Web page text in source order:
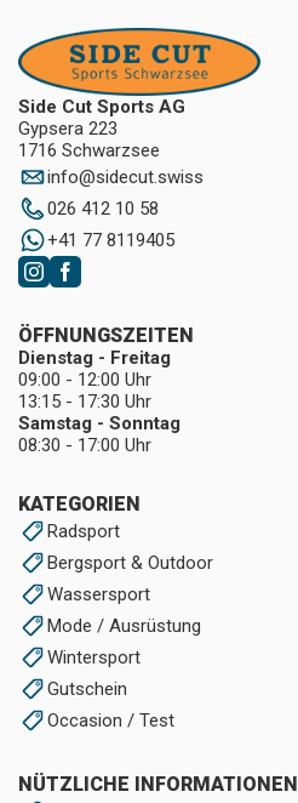
Side Cut Sports AG
Gypsera 223
1716 Schwarzsee
info@sidecut.swiss
026 412 10 58
+41 77 8119405
KATEGORIEN
Radsport
Bergsport & Outdoor
Wassersport
Mode / Ausrüstung
Wintersport
Gutschein
Occasion / Test
NÜTZLICHE INFORMATIONEN
ÖFFNUNGSZEITEN
Dienstag - Freitag
09:00 - 12:00 Uhr
13:15 - 17:30 Uhr
Samstag - Sonntag
08:30 - 17:00 Uhr